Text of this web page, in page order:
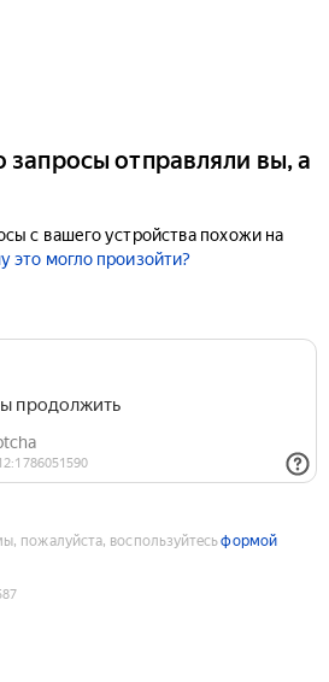
запросы отправляли вы, а
с вашего устройства похожи на
это могло произойти?
пожалуйста, воспользуйтесьформой